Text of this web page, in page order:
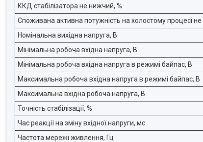
ККД стабілізатора не нижчий, %
Споживана активна потужність на холостому процесі не
Номінальна вихідна напруга, В
Мінімальна робоча вхідна напруга, В
Мінімальна робоча вхідна напруга в режимі байпас, В
Максимальна робоча вхідна напруга в режимі байпас, В
Максимальна вхідна робоча напруга, В
Точність стабілізації, %
Час реакції на зміну вхідної напруги, мс
Частота мережі живлення, Гц